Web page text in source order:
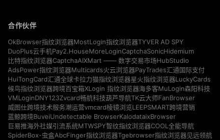
合作伙伴
OkBrowser指纹浏览器MostLogin指纹浏览器TYVER AD SPY
DuoPlus云手机Pay2.HouseMoreLoginCaptchaSonicHidemium
比特指纹浏览器CaptchaAIXMart —— 数字交易市场HubStudio
AdsPower指纹浏览器Multicards火云浏览器PayTrades汇通国际支付
HuiTongCard汇通全球卡拉力猫指纹浏览器星火指纹浏览器LuckyCards
候鸟指纹浏览器跨境百宝箱XLogin 指纹浏览器海多客MuLogin森阳科技
VMLoginDNY123Zvcard畅航科技葫芦导航TK云大师FanBrowser
威图仕跨境技术服务潮运营vmcard棱镜浏览LEEPSMART跨境营销
蓝鲸跨境BuveiUndetectable BrowserKalodataixBrowser
巨易推海外社媒引流系统MTWSPY智纹指纹浏览器COOL全能导航
SpiderBox-虫盒AbcFinger指纹浏览器Tgebrowser指纹浏览器见远领航